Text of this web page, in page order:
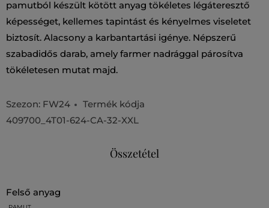
pamutból készült kötött anyag tökéletes légáteresztő
képességet, kellemes tapintást és kényelmes viseletet
biztosít. Alacsony a karbantartási igénye. Népszerű
szabadidős darab, amely farmer nadrággal párosítva
tökéletesen mutat majd.
Szezon: FW24
Termék kódja
409700_4T01-624-CA-32-XXL
Összetétel
felső anyag